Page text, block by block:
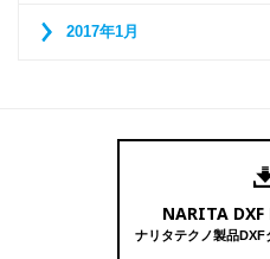
2017年1月
NARITA
ナリタテクノ製品DXF